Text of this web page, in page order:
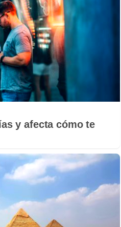
y afecta cómo te